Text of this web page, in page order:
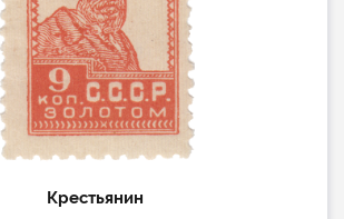
Крестьянин